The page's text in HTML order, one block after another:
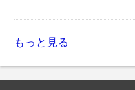
もっと見る